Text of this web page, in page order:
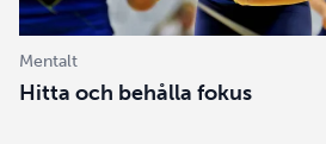
Mentalt
Hitta och behålla fokus